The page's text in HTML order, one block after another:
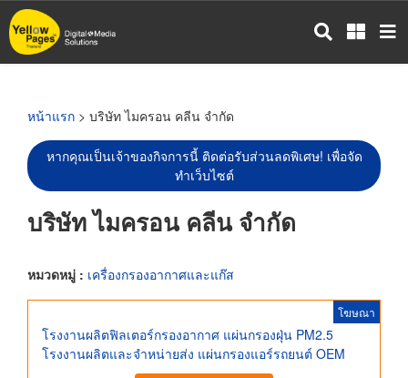
ข้าม
ไป
หน้าแรก > บริษัท ไมครอน คลีน จำกัด
หากคุณเป็นเจ้าของกิจการนี้ ติดต่อรับส่วนลดพิเศษ! เพื่อจัด
ทำเว็บไซต์
บริษัท ไมครอน คลีน จำกัด
หมวดหมู่ : เครื่องกรองอากาศและแก๊ส
โฆษณา
โรงงานผลิตฟิลเตอร์กรองอากาศ แผ่นกรองฝุ่น PM2.5
โรงงานผลิตและจำหน่ายส่ง แผ่นกรองแอร์รถยนต์ OEM